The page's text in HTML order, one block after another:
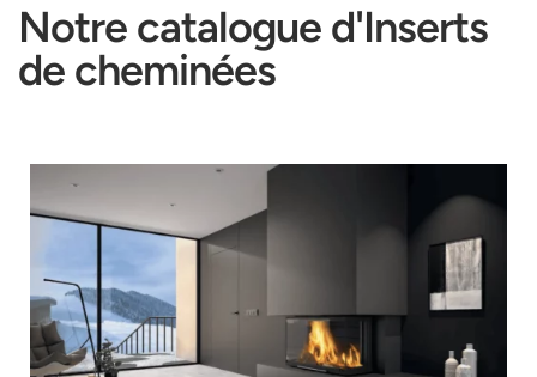
Notre catalogue d'Inserts
de cheminées